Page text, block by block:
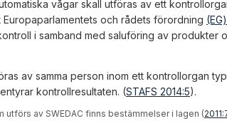
vågar skall utföras av ett
och rådets förordning
i samband med saluföring av produkter
av samma person inom ett kontrollorgan
kontrollresultaten. (STAFS 2014:5).
utförs av SWEDAC finns bestämmelser i lagen (